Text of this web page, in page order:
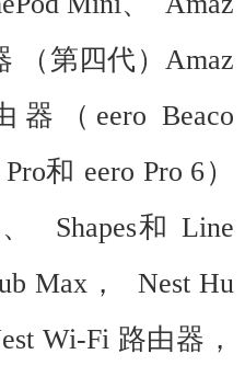
（第四代）Amaz
器（eero Beaco
和 eero Pro 6）
Shapes和 Line
Max， Nest Hu
Wi-Fi 路由器，